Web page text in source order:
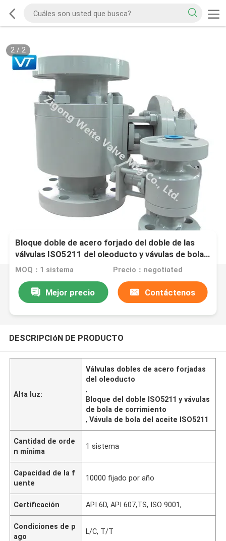
2/ 2
Bloque doble de acero forjado del doble de las
válvulas ISO5211 del oleoducto y vávulas de bola
de corrimiento
MOQ：1 sistema Precio：negotiated
Mejor precio Contáctenos
DESCRIPCIóN DE PRODUCTO
Alta luz:
Válvulas dobles de acero forjadas
del oleoducto
,
Bloque del doble ISO5211 y vávulas
de bola de corrimiento
,Vávula de bola del aceite ISO5211
Cantidad de orde
n mínima
1 sistema
Capacidad de la f
uente
10000 fijado por año
Certificación API 6D, API 607,TS, ISO 9001,
Condiciones de p
ago
L/C, T/T